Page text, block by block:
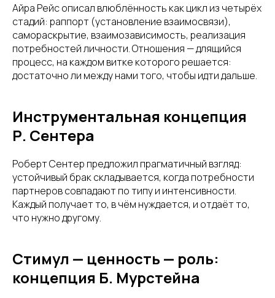
Айра Рейс описал влюблённость как цикл из четырёх
стадий: раппорт (установление взаимосвязи),
самораскрытие, взаимозависимость, реализация
потребностей личности. Отношения — длящийся
процесс, на каждом витке которого решается:
достаточно ли между нами того, чтобы идти дальше.
Инструментальная концепция
Р. Сентера
Роберт Сентер предложил прагматичный взгляд:
устойчивый брак складывается, когда потребности
партнеров совпадают по типу и интенсивности.
Каждый получает то, в чём нуждается, и отдаёт то,
что нужно другому.
Стимул — ценность — роль:
концепция Б. Мурстейна